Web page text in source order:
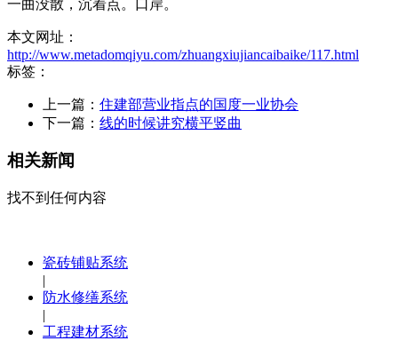
一曲没散，沉着点。口岸。
本文网址：
http://www.metadomqiyu.com/zhuangxiujiancaibaike/117.html
标签：
上一篇： 住建部营业指点的国度一业协会
下一篇： 线的时候讲究横平竖曲
相关新闻
找不到任何内容
瓷砖铺贴系统
|
防水修缮系统
|
工程建材系统